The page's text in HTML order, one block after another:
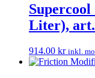
Liter),
914.00 kr inkl.